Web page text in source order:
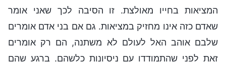
המציאות בחייו מאולצת. זו הסיבה לכך שאני אומר
שאדם כזה אינו מחזיק במציאות. גם אם בני אדם אומרים
שלבם אוהב האל לעולם לא משתנה, הם רק אומרים
זאת לפני שהתמודדו עם ניסיונות כלשהם. ברגע שהם